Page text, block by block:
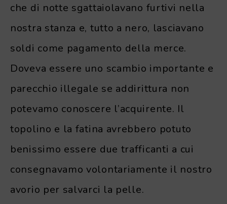
che di notte sgattaiolavano furtivi nella
nostra stanza e, tutto a nero, lasciavano
soldi come pagamento della merce.
Doveva essere uno scambio importante e
parecchio illegale se addirittura non
potevamo conoscere l’acquirente. Il
topolino e la fatina avrebbero potuto
benissimo essere due trafficanti a cui
consegnavamo volontariamente il nostro
avorio per salvarci la pelle.